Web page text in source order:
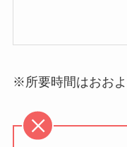
※所要時間はおおよ